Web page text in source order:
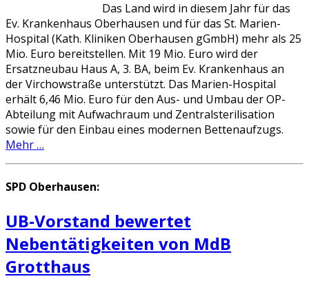
Das Land wird in diesem Jahr für das
Ev. Krankenhaus Oberhausen und für das St. Marien-
Hospital (Kath. Kliniken Oberhausen gGmbH) mehr als 25
Mio. Euro bereitstellen. Mit 19 Mio. Euro wird der
Ersatzneubau Haus A, 3. BA, beim Ev. Krankenhaus an
der Virchowstraße unterstützt. Das Marien-Hospital
erhält 6,46 Mio. Euro für den Aus- und Umbau der OP-
Abteilung mit Aufwachraum und Zentralsterilisation
sowie für den Einbau eines modernen Bettenaufzugs.
Mehr …
SPD Oberhausen:
UB-Vorstand bewertet
Nebentätigkeiten von MdB
Grotthaus